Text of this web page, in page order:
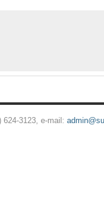
624-3123, e-mail: